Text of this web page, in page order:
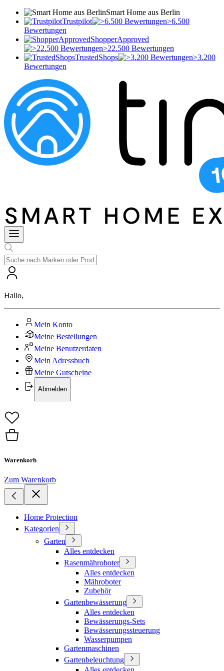
Smart Home aus Berlin
Trustpilot
>6.500
Bewertungen
ShopperApproved
>22.500 Bewertungen
TrustedShops
>3.200
Bewertungen
Hallo,
Mein Konto
Meine Bestellungen
Meine Benutzerdaten
Mein Adressbuch
Meine Gutscheine
Abmelden
Warenkorb
Zum Warenkorb
Home Protection
Kategorien
Garten
Alles entdecken
Rasenmähroboter
Alles entdecken
Mähroboter
Zubehör
Gartenbewässerung
Alles entdecken
Bewässerungs-Sets
Bewässerungssteuerung
Wasserpumpen
Gartenmaschinen
Gartenbeleuchtung